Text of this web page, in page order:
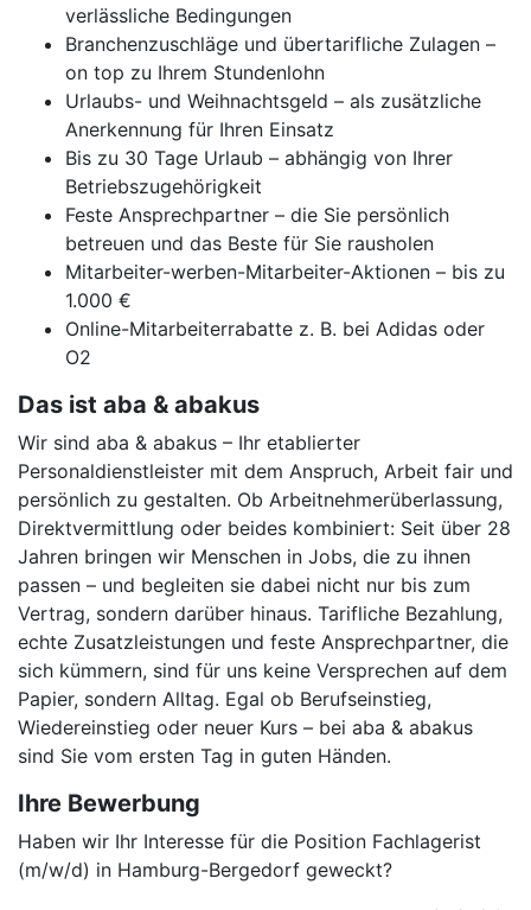
verlässliche Bedingungen
Branchenzuschläge und übertarifliche Zulagen –
on top zu Ihrem Stundenlohn
Urlaubs- und Weihnachtsgeld – als zusätzliche
Anerkennung für Ihren Einsatz
Bis zu 30 Tage Urlaub – abhängig von Ihrer
Betriebszugehörigkeit
Feste Ansprechpartner – die Sie persönlich
betreuen und das Beste für Sie rausholen
Mitarbeiter-werben-Mitarbeiter-Aktionen – bis zu
1.000 €
Online-Mitarbeiterrabatte z. B. bei Adidas oder
O2
Das ist aba & abakus
Wir sind aba & abakus – Ihr etablierter
Personaldienstleister mit dem Anspruch, Arbeit fair und
persönlich zu gestalten. Ob Arbeitnehmerüberlassung,
Direktvermittlung oder beides kombiniert: Seit über 28
Jahren bringen wir Menschen in Jobs, die zu ihnen
passen – und begleiten sie dabei nicht nur bis zum
Vertrag, sondern darüber hinaus. Tarifliche Bezahlung,
echte Zusatzleistungen und feste Ansprechpartner, die
sich kümmern, sind für uns keine Versprechen auf dem
Papier, sondern Alltag. Egal ob Berufseinstieg,
Wiedereinstieg oder neuer Kurs – bei aba & abakus
sind Sie vom ersten Tag in guten Händen.
Ihre Bewerbung
Haben wir Ihr Interesse für die Position Fachlagerist
(m/w/d) in Hamburg-Bergedorf geweckt?